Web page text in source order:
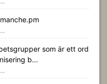
som är ett ord
b...